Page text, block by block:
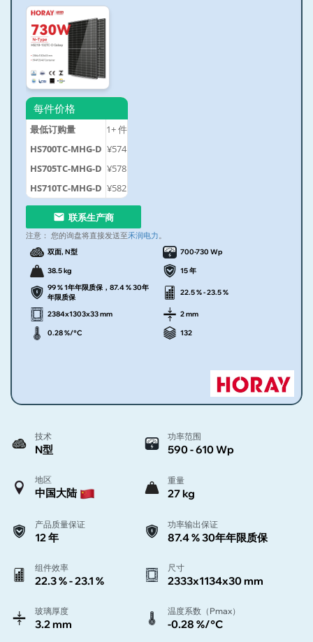
每件价格
最低订购量 1+件
HS700TC-MHG-D ¥574
HS705TC-MHG-D ¥578
HS710TC-MHG-D ¥582
联系生产商
注意： 您的询盘将直接发送至禾润电力。
双面, N型 700-730 Wp
38.5 kg
15 年
99 % 1年年限质保，87.4 % 30年
年限质保
22.5 % - 23.5 %
2384x1303x33 mm 2 mm
0.28 %/°C 132
技术
N型
功率范围
590 - 610 Wp
地区
中国大陆
重量
27 kg
产品质量保证
12 年
功率输出保证
87.4 % 30年年限质保
组件效率
22.3 % - 23.1 %
尺寸
2333x1134x30 mm
玻璃厚度
3.2 mm
温度系数（Pmax）
-0.28 %/°C